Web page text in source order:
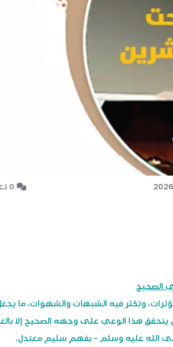
0 تعليق
الصحيح
وتكثر فيه الشبهات والشهوات، ما
هذا الوعي على وجهه الصحيح إلا
الله عليه وسلم - بفهمٍ سليمٍ معتدل.